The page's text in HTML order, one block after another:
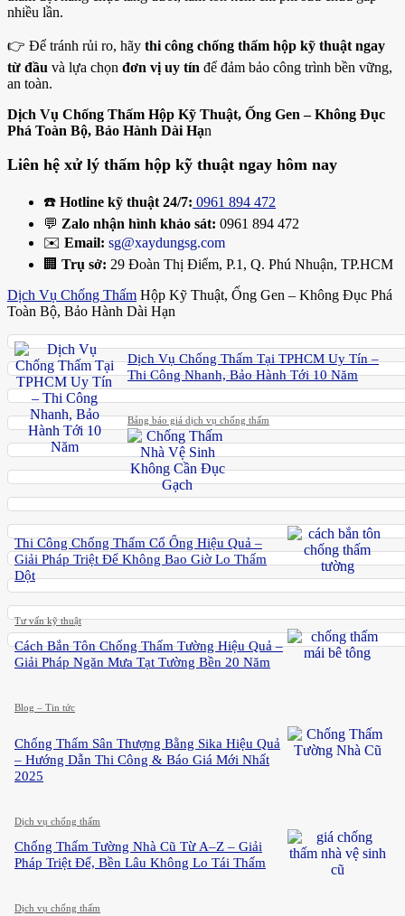
nhiều lần.
👉 Để tránh rủi ro, hãy thi công chống thấm hộp kỹ thuật ngay
từ đầu và lựa chọn đơn vị uy tín để đảm bảo công trình bền vững,
an toàn.
Dịch Vụ Chống Thấm Hộp Kỹ Thuật, Ống Gen – Không Đục
Phá Toàn Bộ, Bảo Hành Dài Hạn
Liên hệ xử lý thấm hộp kỹ thuật ngay hôm nay
☎️ Hotline kỹ thuật 24/7: 0961 894 472
💬 Zalo nhận hình khảo sát: 0961 894 472
✉️ Email: sg@xaydungsg.com
🏢 Trụ sở: 29 Đoàn Thị Điểm, P.1, Q. Phú Nhuận, TP.HCM
Dịch Vụ Chống Thấm Hộp Kỹ Thuật, Ống Gen – Không Đục Phá
Toàn Bộ, Bảo Hành Dài Hạn
Dịch Vụ Chống Thấm Tại TPHCM Uy Tín –
Thi Công Nhanh, Bảo Hành Tới 10 Năm
Bảng báo giá dịch vụ chống thấm
Thi Công Chống Thấm Cổ Ống Hiệu Quả –
Giải Pháp Triệt Để Không Bao Giờ Lo Thấm
Dột
Tư vấn kỹ thuật
Cách Bắn Tôn Chống Thấm Tường Hiệu Quả –
Giải Pháp Ngăn Mưa Tạt Tường Bền 20 Năm
Blog – Tin tức
Chống Thấm Sân Thượng Bằng Sika Hiệu Quả
– Hướng Dẫn Thi Công & Báo Giá Mới Nhất
2025
Dịch vụ chống thấm
Chống Thấm Tường Nhà Cũ Từ A–Z – Giải
Pháp Triệt Để, Bền Lâu Không Lo Tái Thấm
Dịch vụ chống thấm